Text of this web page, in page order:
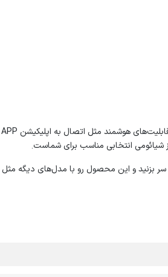
سر بزنید و این محصول رو با مدل‌های دیگه مثل